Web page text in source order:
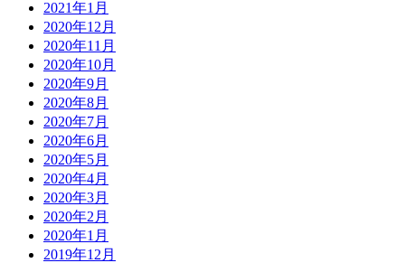
2021年1月
2020年12月
2020年11月
2020年10月
2020年9月
2020年8月
2020年7月
2020年6月
2020年5月
2020年4月
2020年3月
2020年2月
2020年1月
2019年12月